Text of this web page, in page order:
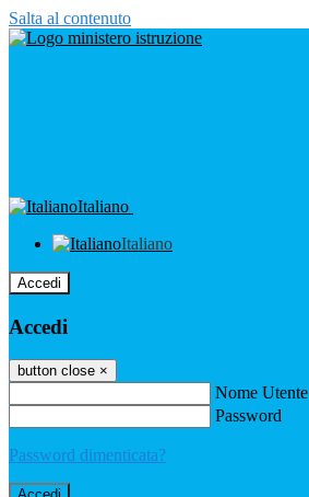
Salta al contenuto
Italiano
Italiano
Accedi
Accedi
button close ×
Nome Utente
Password
Password dimenticata?